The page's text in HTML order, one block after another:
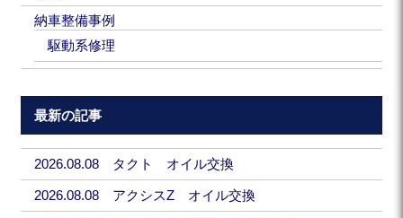
納車整備事例
駆動系修理
最新の記事
2026.08.08 タクト オイル交換
2026.08.08 アクシスZ オイル交換